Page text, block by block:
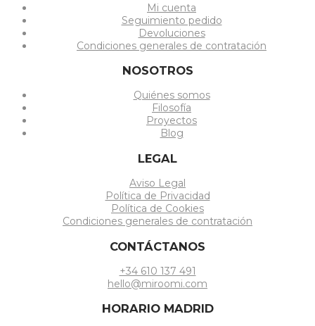
Mi cuenta
Seguimiento pedido
Devoluciones
Condiciones generales de contratación
NOSOTROS
Quiénes somos
Filosofía
Proyectos
Blog
LEGAL
Aviso Legal
Política de Privacidad
Política de Cookies
Condiciones generales de contratación
CONTÁCTANOS
+34 610 137 491
hello@miroomi.com
HORARIO MADRID